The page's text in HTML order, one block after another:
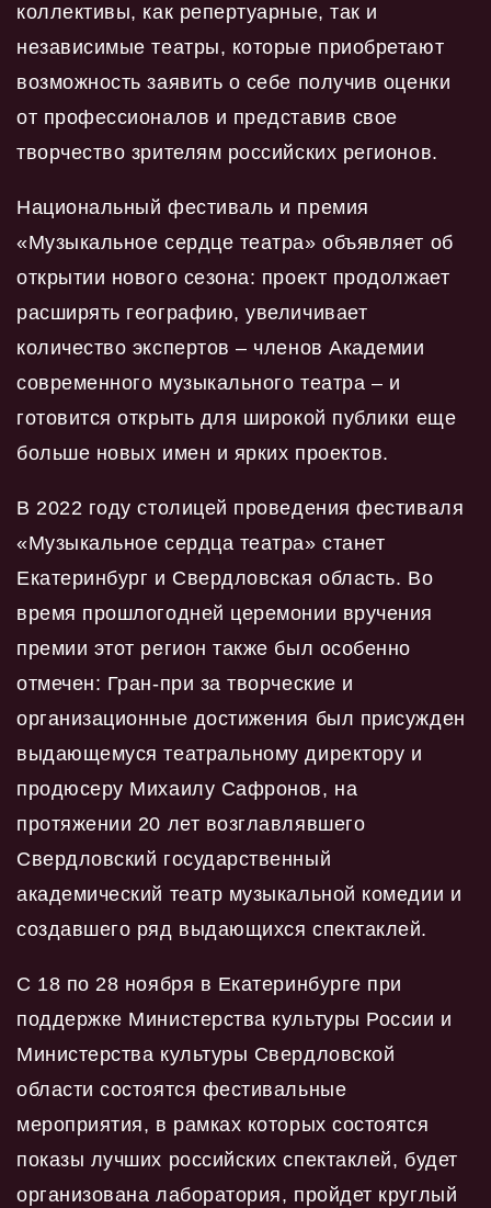
коллективы, как репертуарные, так и
независимые театры, которые приобретают
возможность заявить о себе получив оценки
от профессионалов и представив свое
творчество зрителям российских регионов.
Национальный фестиваль и премия
«Музыкальное сердце театра» объявляет об
открытии нового сезона: проект продолжает
расширять географию, увеличивает
количество экспертов – членов Академии
современного музыкального театра – и
готовится открыть для широкой публики еще
больше новых имен и ярких проектов.
В 2022 году столицей проведения фестиваля
«Музыкальное сердца театра» станет
Екатеринбург и Свердловская область. Во
время прошлогодней церемонии вручения
премии этот регион также был особенно
отмечен: Гран-при за творческие и
организационные достижения был присужден
выдающемуся театральному директору и
продюсеру Михаилу Сафронов, на
протяжении 20 лет возглавлявшего
Свердловский государственный
академический театр музыкальной комедии и
создавшего ряд выдающихся спектаклей.
С 18 по 28 ноября в Екатеринбурге при
поддержке Министерства культуры России и
Министерства культуры Свердловской
области состоятся фестивальные
мероприятия, в рамках которых состоятся
показы лучших российских спектаклей, будет
организована лаборатория, пройдет круглый